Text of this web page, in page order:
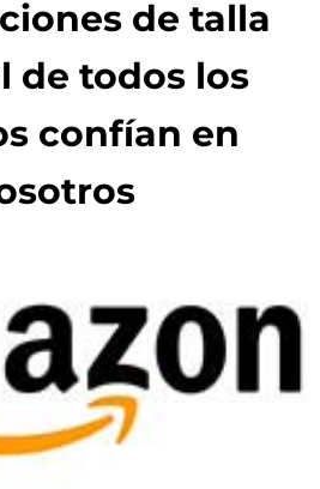
de talla
de todos los
confían en